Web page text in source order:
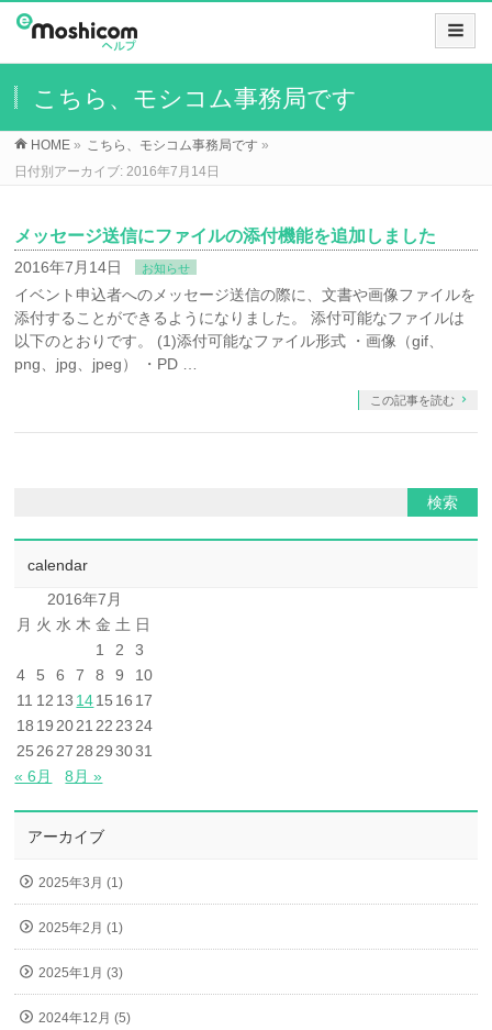
こちら、モシコム事務局です
HOME » こちら、モシコム事務局です »
日付別アーカイブ: 2016年7月14日
メッセージ送信にファイルの添付機能を追加しました
2016年7月14日 お知らせ
イベント申込者へのメッセージ送信の際に、文書や画像ファイルを
添付することができるようになりました。 添付可能なファイルは
以下のとおりです。 (1)添付可能なファイル形式 ・画像（gif、
png、jpg、jpeg） ・PD …
この記事を読む
calendar
2016年7月
月 火 水 木 金 土 日
1
2
3
4
5 6 7 8 9
10
11 12 13 1415 16 17
18 19 2021 22 23 24
25 26 27 28 29 3031
« 6月
8月 »
アーカイブ
2025年3月 (1)
2025年2月 (1)
2025年1月 (3)
2024年12月 (5)